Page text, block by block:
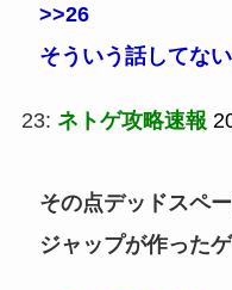
>>26
そういう話してな
23: ネトゲ攻略速報
その点デッドスペ
ジャップが作った